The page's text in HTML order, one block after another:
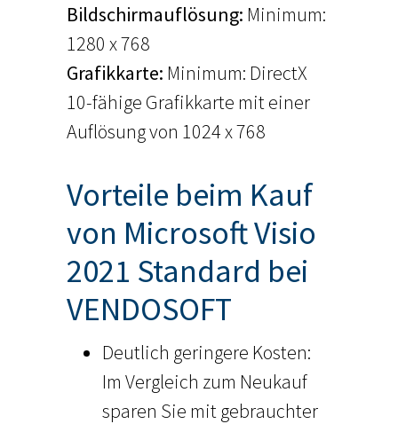
Bildschirmauflösung: Minimum:
1280 x 768
Grafikkarte: Minimum: DirectX
10-fähige Grafikkarte mit einer
Auflösung von 1024 x 768
Vorteile beim Kauf
von Microsoft Visio
2021 Standard bei
VENDOSOFT
Deutlich geringere Kosten:
Im Vergleich zum Neukauf
sparen Sie mit gebrauchter